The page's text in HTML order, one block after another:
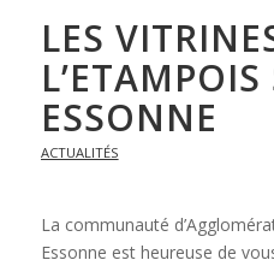
LES
ESSONNE
ACTUALITÉS
La communauté
Essonne est heureuse de